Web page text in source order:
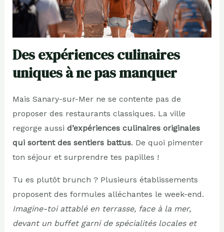
Des expériences culinaires
uniques à ne pas manquer
Mais Sanary-sur-Mer ne se contente pas de
proposer des restaurants classiques. La ville
regorge aussi d’expériences culinaires originales
qui sortent des sentiers battus. De quoi pimenter
ton séjour et surprendre tes papilles !
Tu es plutôt brunch ? Plusieurs établissements
proposent des formules alléchantes le week-end.
Imagine-toi attablé en terrasse, face à la mer,
devant un buffet garni de spécialités locales et